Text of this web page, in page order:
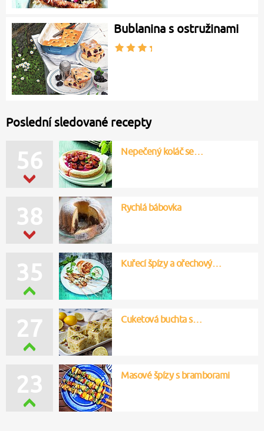
Bublanina s ostružinami
Poslední sledované recepty
56 Nepečený koláč se…
38 Rychlá bábovka
35 Kuřecí špízy a ořechový…
27 Cuketová buchta s…
23 Masové špízy s bramborami